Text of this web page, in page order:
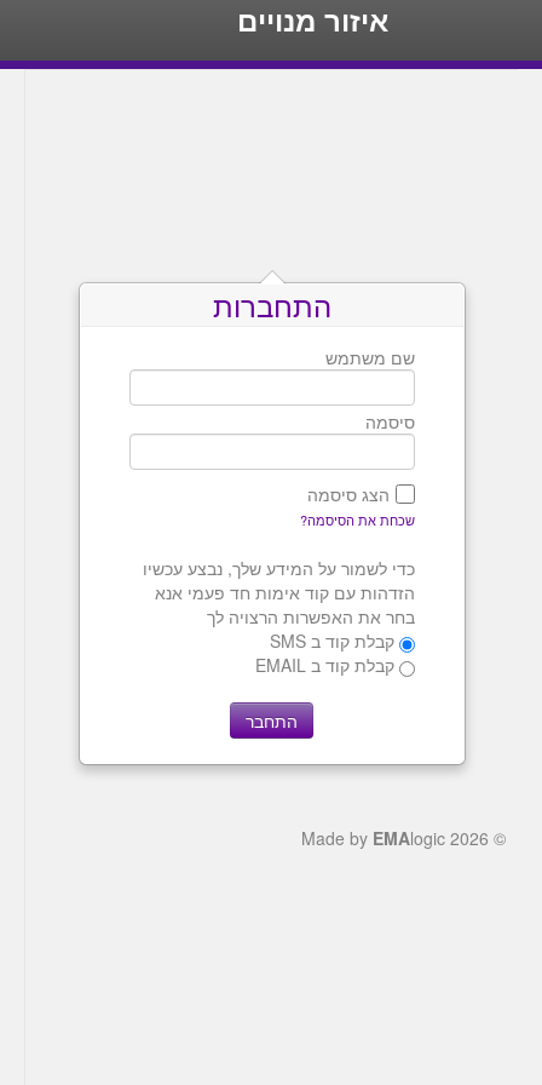
איזור מנויים
התחברות
שם משתמש
סיסמה
הצג סיסמה
שכחת את הסיסמה?
כדי לשמור על המידע שלך, נבצע עכשיו
הזדהות עם קוד אימות חד פעמי אנא
בחר את האפשרות הרצויה לך
קבלת קוד ב SMS
קבלת קוד ב EMAIL
© 2026 Made by
EMAlogic